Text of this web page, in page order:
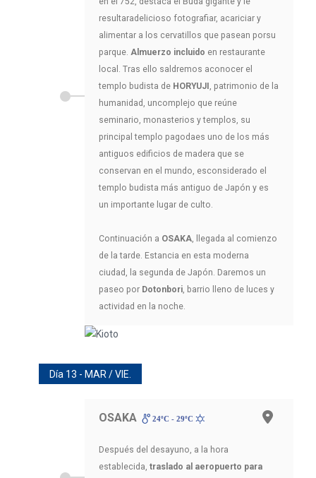
resultaradelicioso fotografiar, acariciar y
alimentar a los cervatillos que pasean porsu
parque. Almuerzo incluido en restaurante
local. Tras ello saldremos aconocer el
templo budista de HORYUJI , patrimonio de la
humanidad, uncomplejo que reúne
seminario, monasterios y templos, su
principal templo pagodaes uno de los más
antiguos edificios de madera que se
conservan en el mundo, esconsiderado el
templo budista más antiguo de Japón y es
un importante lugar de culto.
Continuación a OSAKA, llegada al comienzo
de la tarde. Estancia en esta moderna
ciudad, la segunda de Japón. Daremos un
paseo por Dotonbori, barrio lleno de luces y
actividad en la noche.
Día 13 - MAR / VIE.
OSAKA 24ºC - 29ºC
Después del desayuno, a la hora
establecida, traslado al aeropuerto para